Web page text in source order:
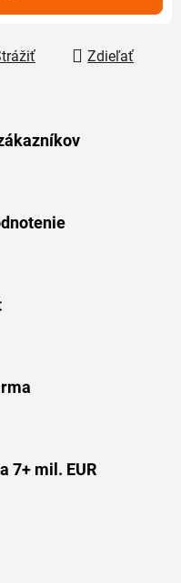
Zdieľať
7+ mil. EUR